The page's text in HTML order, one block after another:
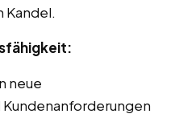
Kandel.
neue